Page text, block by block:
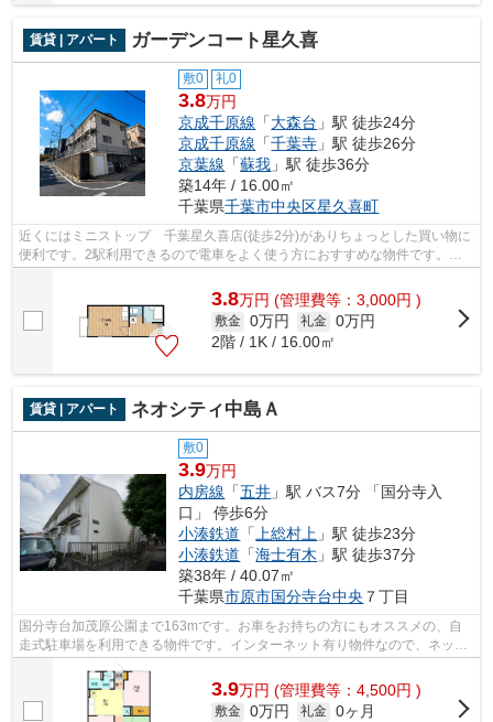
賃貸 | アパート ガーデンコート星久喜
敷0 礼0
3.8万円
京成千原線 「大森台 」駅 徒歩24分
京成千原線 「千葉寺 」駅 徒歩26分
京葉線 「蘇我 」駅 徒歩36分
築14年 / 16.00㎡
千葉県千葉市中央区星久喜町
近くにはミニストップ 千葉星久喜店(徒歩2分)がありちょっとした買い物に
便利です。2駅利用できるので電車をよく使う方におすすめな物件です。敷
地内ごみ置き場は、簡単にごみ捨てが...
3.8万円 (管理費等：3,000円 )
敷金 0万円 礼金 0万円
2階 / 1K / 16.00㎡
賃貸 | アパート ネオシティ中島Ａ
敷0
3.9万円
内房線 「五井 」駅 バス7分 「国分寺入
口」 停歩6分
小湊鉄道 「 上総村上 」駅 徒歩23分
小湊鉄道 「海士有木 」駅 徒歩37分
築38年 / 40.07㎡
千葉県市原市国分寺台中央 ７丁目
国分寺台加茂原公園まで163mです。お車をお持ちの方にもオススメの、自
走式駐車場を利用できる物件です。インターネット有り物件なので、ネット
をよく使う方におすすめです。株式会社...
3.9万円 (管理費等：4,500円 )
敷金 0万円 礼金 0ヶ月